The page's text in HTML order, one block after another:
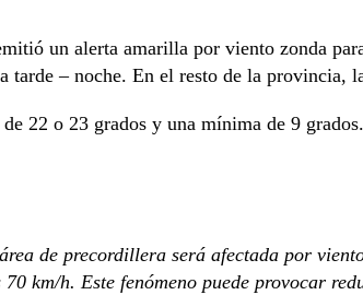
un alerta amarilla por viento zonda
tarde – noche. En el resto de la provincia,
de 22 o 23 grados y una mínima de 9
de precordillera será afectada por
km/h. Este fenómeno puede provocar